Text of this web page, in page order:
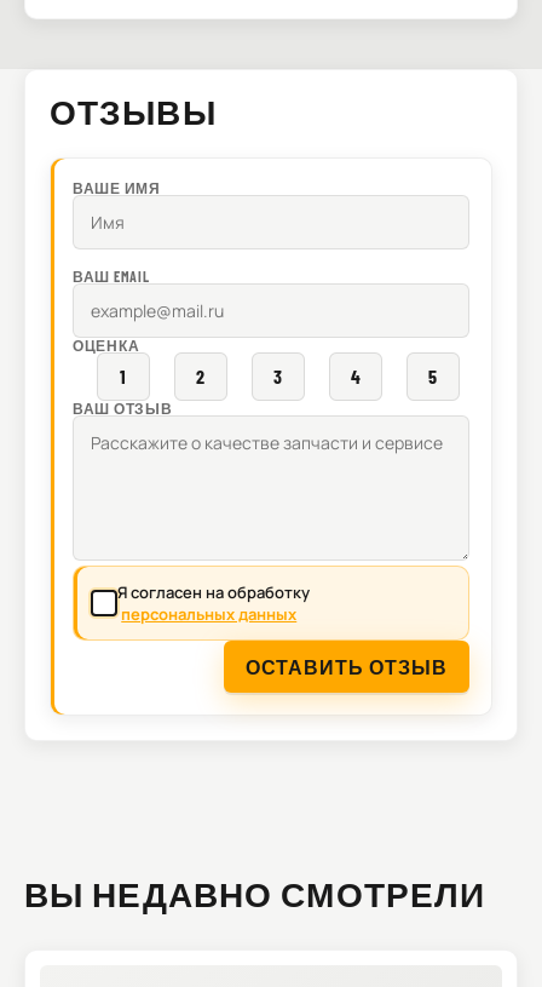
ОТЗЫВЫ
ВАШЕ ИМЯ
ВАШ EMAIL
ОЦЕНКА
1 2 3 4 5
ВАШ ОТЗЫВ
Я согласен на обработку
персональных данных
ОСТАВИТЬ ОТЗЫВ
ВЫ НЕДАВНО СМОТРЕЛИ